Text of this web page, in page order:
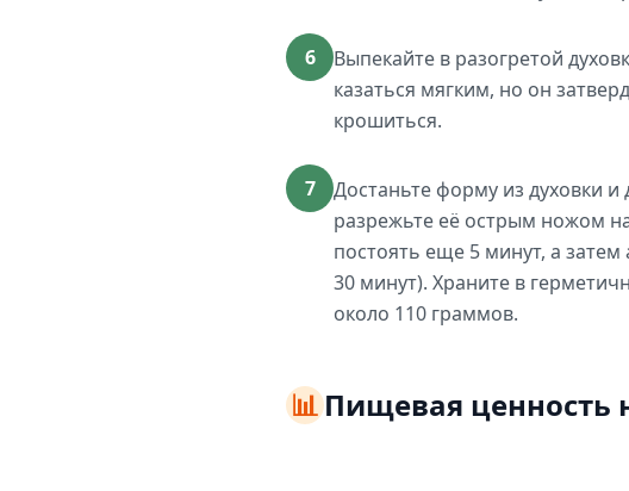
6
Выпекайте в разогретой
казаться мягким, но он
крошиться.
7
Достаньте форму из духовки
разрежьте её острым ножом
постоять еще 5 минут, а
30 минут). Храните в
около 110 граммов.
📊Пищевая ценность